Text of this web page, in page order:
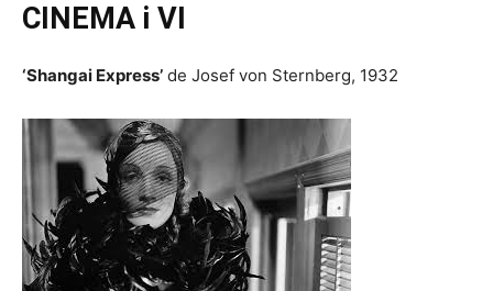
CINEMA i VI
‘Shangai Express’ de Josef von Sternberg, 1932